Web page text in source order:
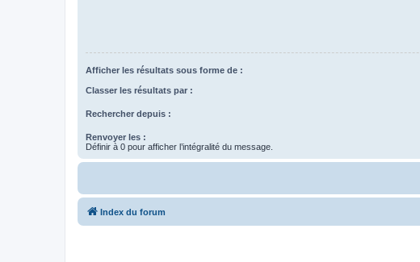
Afficher les résultats sous forme de :
Classer les résultats par :
Rechercher depuis :
Renvoyer les :
Définir à 0 pour afficher l’intégralité du message.
Index du forum